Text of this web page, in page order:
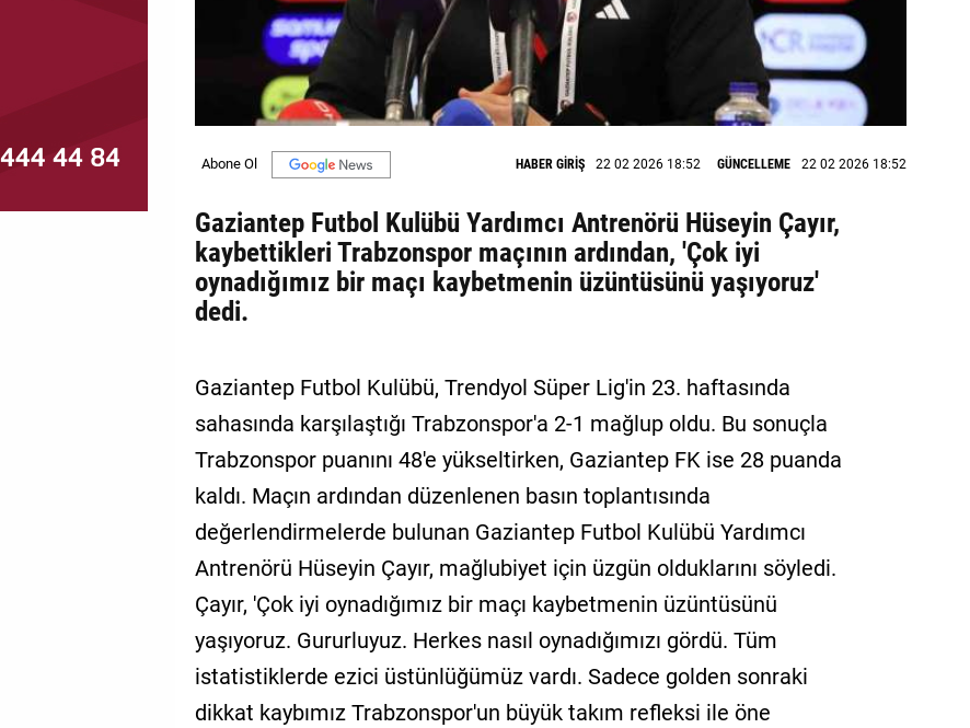
Künye
İletişim
HABER GİRİŞ 22 02 2026 18:52 GÜNCELLEME 22 02 2026 18:52
Gaziantep Futbol Kulübü Yardımcı Antrenörü Hüseyin Çayır,
kaybettikleri Trabzonspor maçının ardından, 'Çok iyi
oynadığımız bir maçı kaybetmenin üzüntüsünü yaşıyoruz'
dedi.
Gaziantep Futbol Kulübü, Trendyol Süper Lig'in 23. haftasında
sahasında karşılaştığı Trabzonspor'a 2-1 mağlup oldu. Bu sonuçla
Trabzonspor puanını 48'e yükseltirken, Gaziantep FK ise 28 puanda
kaldı. Maçın ardından düzenlenen basın toplantısında
değerlendirmelerde bulunan Gaziantep Futbol Kulübü Yardımcı
Antrenörü Hüseyin Çayır, mağlubiyet için üzgün olduklarını söyledi.
Çayır, 'Çok iyi oynadığımız bir maçı kaybetmenin üzüntüsünü
yaşıyoruz. Gururluyuz. Herkes nasıl oynadığımızı gördü. Tüm
istatistiklerde ezici üstünlüğümüz vardı. Sadece golden sonraki
dikkat kaybımız Trabzonspor'un büyük takım refleksi ile öne